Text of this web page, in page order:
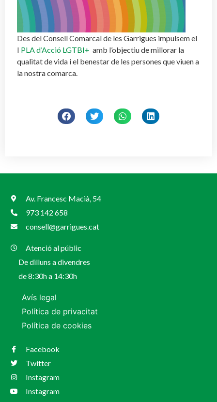
Des del Consell Comarcal de les Garrigues impulsem el
I PLA d’Acció LGTBI+ amb l’objectiu de millorar la
qualitat de vida i el benestar de les persones que viuen a
la nostra comarca.
Av. Francesc Macià, 54
973 142 658
consell@garrigues.cat
Atenció al públic
De dilluns a divendres
de 8:30h a 14:30h
Avís legal
Política de privacitat
Política de cookies
Facebook
Twitter
Instagram
Instagram